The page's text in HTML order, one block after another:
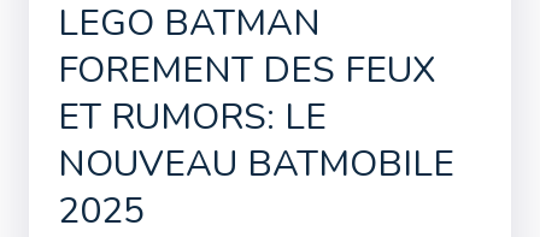
LEGO BATMAN
FOREMENT DES FEUX
ET RUMORS: LE
NOUVEAU BATMOBILE
2025